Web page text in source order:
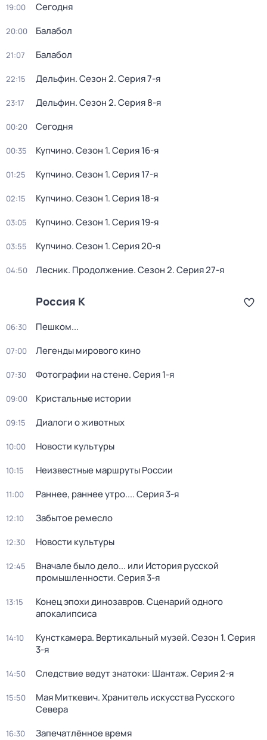
19:00 Сегодня
20:00 Балабол
21:07 Балабол
22:15 Дельфин. Сезон 2. Серия 7-я
23:17 Дельфин. Сезон 2. Серия 8-я
00:20 Сегодня
00:35 Купчино. Сезон 1. Серия 16-я
01:25 Купчино. Сезон 1. Серия 17-я
02:15 Купчино. Сезон 1. Серия 18-я
03:05 Купчино. Сезон 1. Серия 19-я
03:55 Купчино. Сезон 1. Серия 20-я
04:50 Лесник. Продолжение. Сезон 2. Серия 27-я
Россия К
06:30 Пешком...
07:00 Легенды мирового кино
07:30 Фотографии на стене. Серия 1-я
09:00 Кристальные истории
09:15 Диалоги о животных
10:00 Новости культуры
10:15 Неизвестные маршруты России
11:00 Раннее, раннее утро.... Серия 3-я
12:10 Забытое ремесло
12:30 Новости культуры
12:45
Вначале было дело... или История русской
промышленности. Серия 3-я
13:15
Конец эпохи динозавров. Сценарий одного
апокалипсиса
14:10 Кунсткамера. Вертикальный музей. Сезон 1. Серия
3-я
14:50 Следствие ведут знатоки: Шантаж. Серия 2-я
15:50
Мая Миткевич. Хранитель искусства Русского
Севера
16:30 Запечатлённое время